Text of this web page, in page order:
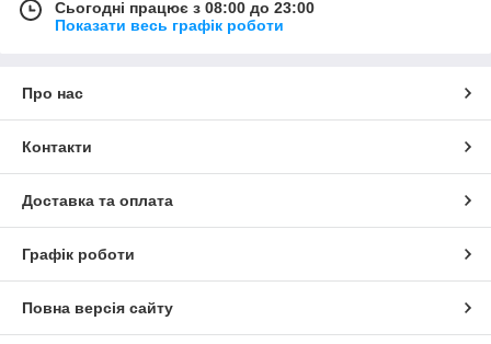
Сьогодні працює з 08:00 до 23:00
Показати весь графік роботи
Про нас
Контакти
Доставка та оплата
Графік роботи
Повна версія сайту